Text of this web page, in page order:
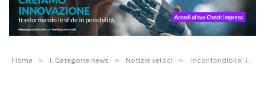
Home » 1. Categorie news » Notizie veloci » ‘Inconfondibile’, i Collage fanno tappa in Molise